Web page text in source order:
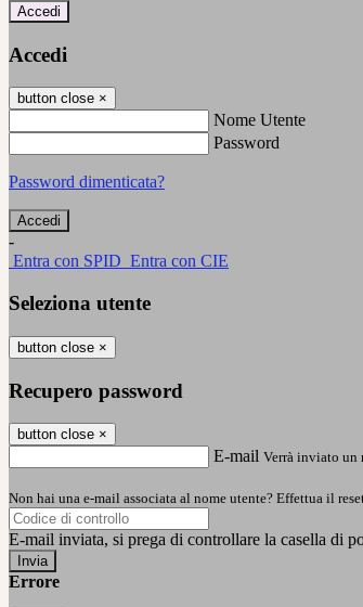
Accedi
Accedi
button close ×
Nome Utente
Password
Password dimenticata?
-
Entra con SPID Entra con CIE
Seleziona utente
button close ×
Recupero password
button close ×
E-mail Verrà inviato un
Non hai una e-mail associata al nome utente? Effettua il
E-mail inviata, si prega di controllare la casella di
Errore